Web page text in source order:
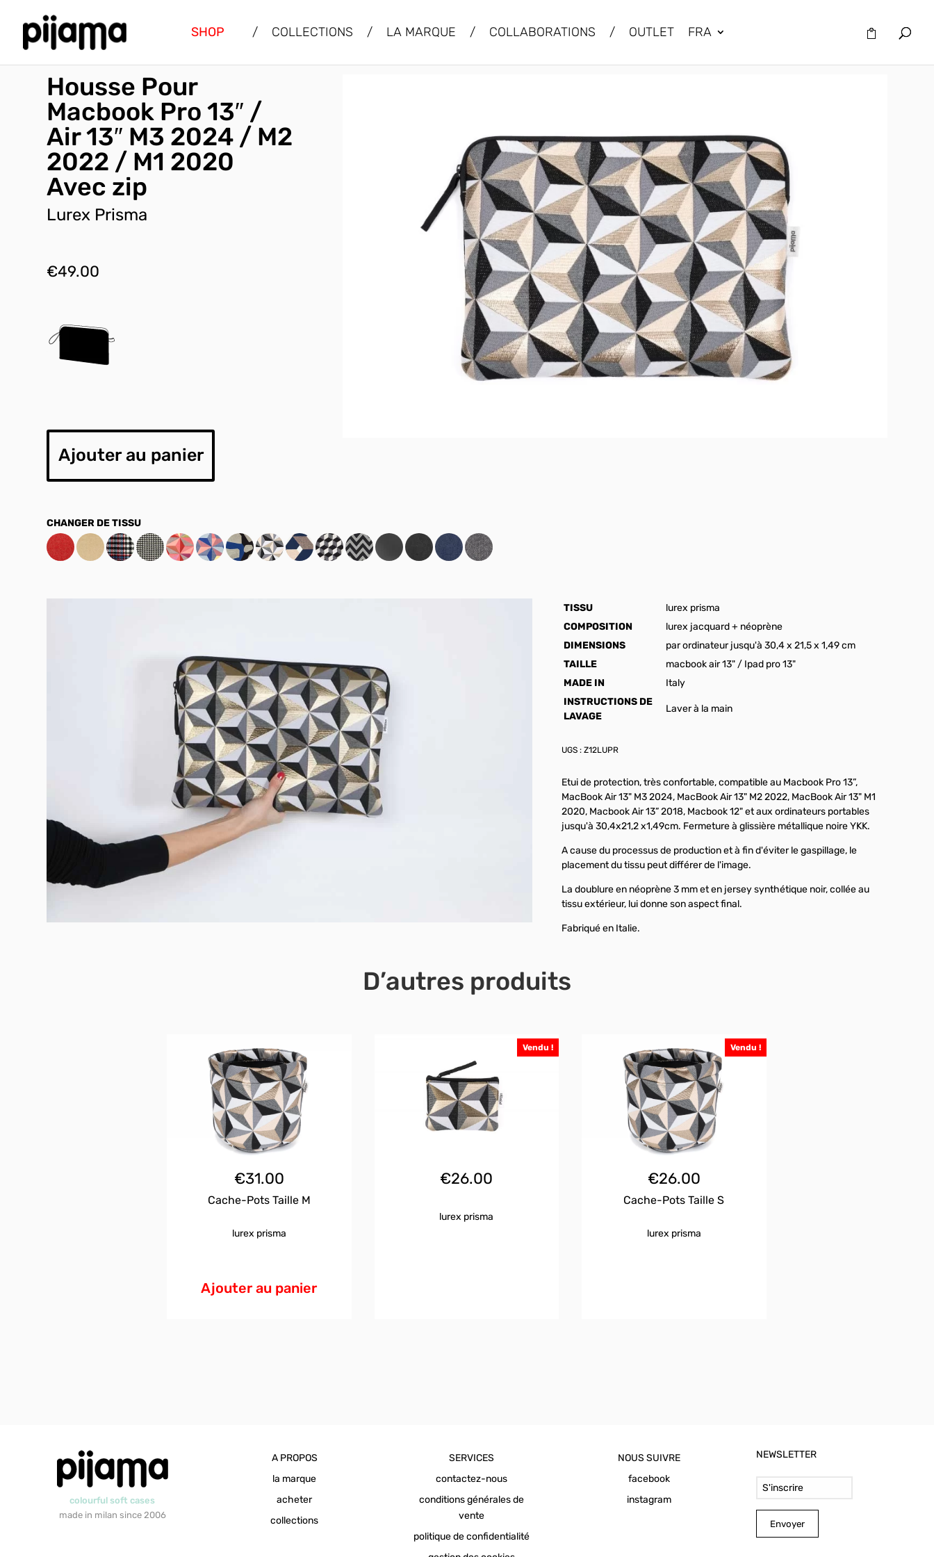
SHOP / COLLECTIONS / LA MARQUE / COLLABORATIONS / OUTLET FRA
Housse Pour
Macbook Pro 13″ /
Air 13″ M3 2024 / M2
2022 / M1 2020
Avec zip
Lurex Prisma
€49.00
Ajouter au panier
TISSU
lurex prisma
COMPOSITION
lurex jacquard + néoprène
DIMENSIONS
par ordinateur jusqu'à 30,4 x 21,5 x 1,49 cm
TAILLE
macbook air 13" / Ipad pro 13"
MADE IN
Italy
INSTRUCTIONS DE
LAVAGE
Laver à la main
UGS : Z12LUPR
Etui de protection, très confortable, compatible au Macbook Pro 13”,
MacBook Air 13" M3 2024, MacBook Air 13" M2 2022, MacBook Air 13" M1
2020, Macbook Air 13” 2018, Macbook 12" et aux ordinateurs portables
jusqu'à 30,4x21,2 x1,49cm. Fermeture à glissière métallique noire YKK.
A cause du processus de production et à fin d'éviter le gaspillage, le
placement du tissu peut différer de l'image.
La doublure en néoprène 3 mm et en jersey synthétique noir, collée au
tissu extérieur, lui donne son aspect final.
Fabriqué en Italie.
D’autres produits
€31.00
Cache-Pots Taille M
lurex prisma
Ajouter au panier
Vendu !
€26.00
lurex prisma
Vendu !
€26.00
Cache-Pots Taille S
lurex prisma
colourful soft cases
made in milan since 2006
A PROPOS
la marque
acheter
collections
SERVICES
contactez-nous
conditions générales de
vente
politique de confidentialité
NOUS SUIVRE
facebook
instagram
NEWSLETTER
Envoyer